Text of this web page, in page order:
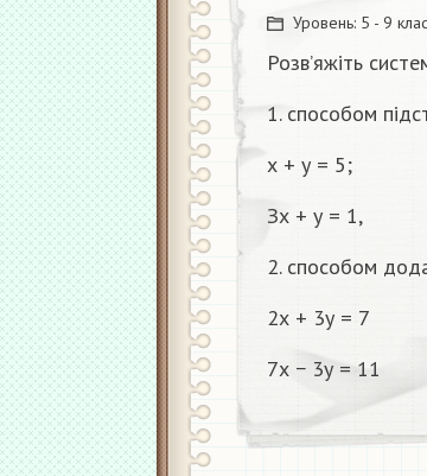
Уровень: 5 - 9
Розв’яжіть
1. способом
х + у = 5;
Зх + у = 1,
2. способом
2х + 3у = 7
7х − 3у = 11